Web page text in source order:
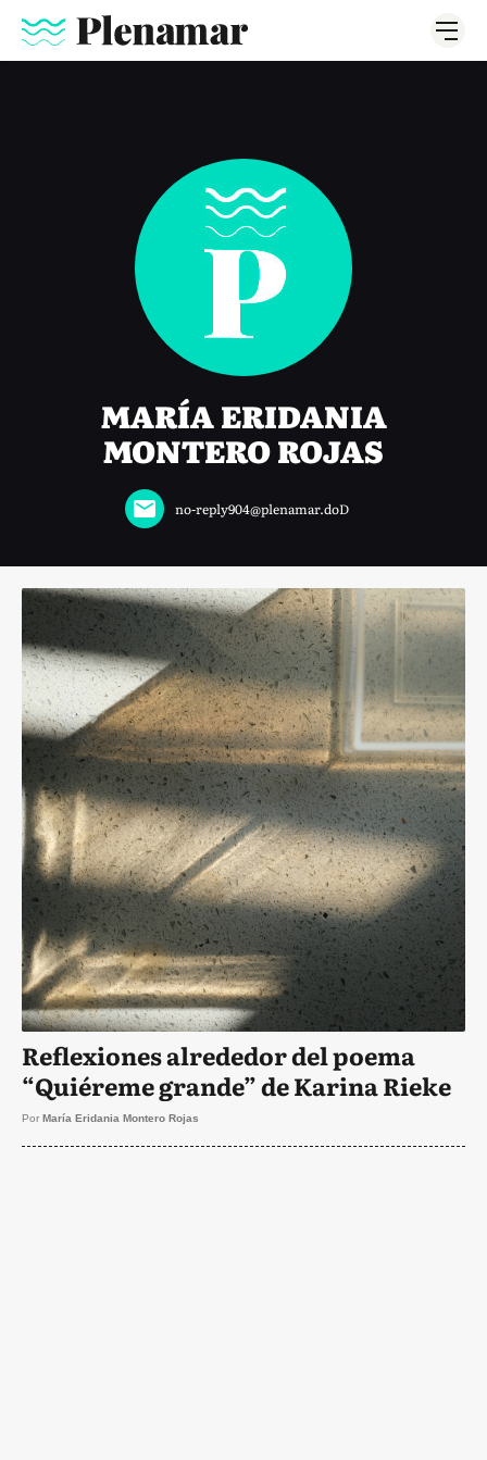
MARÍA ERIDANIA
MONTERO ROJAS
no-reply904@plenamar.doD
Reflexiones alrededor del poema
“Quiéreme grande” de Karina Rieke
Por María Eridania Montero Rojas